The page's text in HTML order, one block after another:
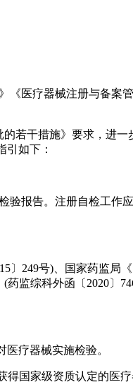
《医疗器械注册与备案
若干措施》要求，进一
如下：
验报告。注册自检工作
249号)、国家药监局
监综科外函〔2020〕
疗器械实施检验。
国家级资质认定的医